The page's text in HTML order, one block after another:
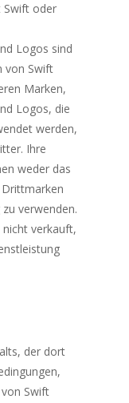
Swift oder
Logos sind
von Swift
Marken,
Logos, die
werden,
Ihre
weder das
verwenden.
verkauft,
der dort
Swift